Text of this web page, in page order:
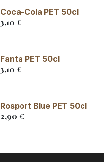
Coca-Cola PET 50cl
3,10 €
Fanta PET 50cl
3,10 €
Rosport Blue PET 50cl
2,90 €